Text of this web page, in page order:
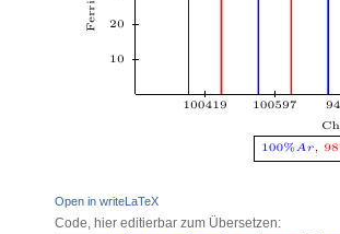
Open in writeLaTeX
Code, hier editierbar zum Übersetzen: